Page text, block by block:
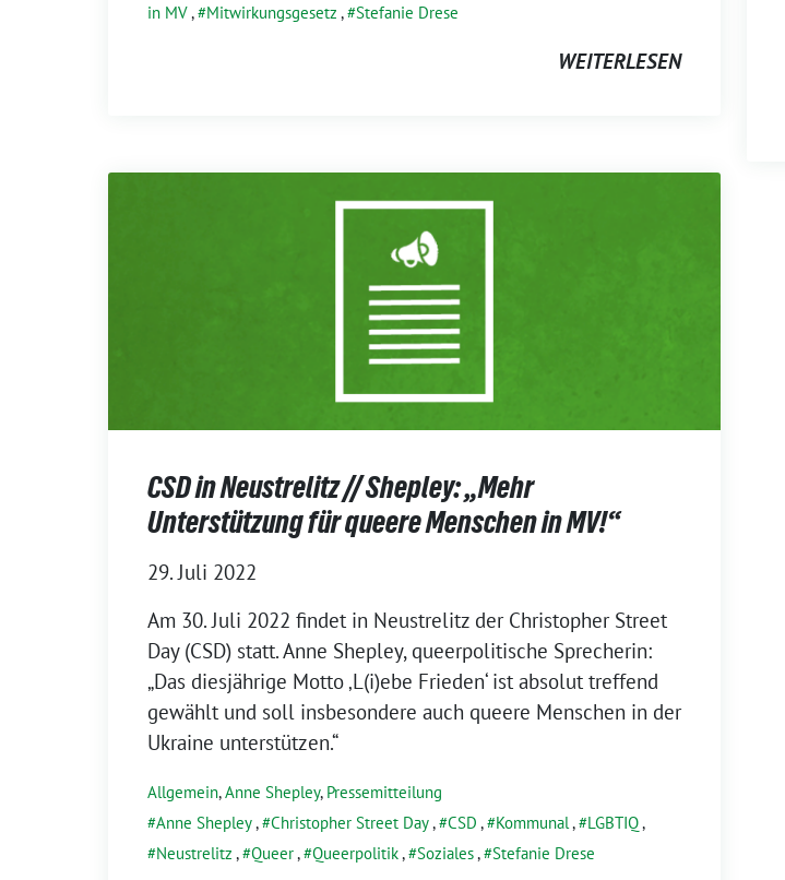
in MV, Mitwirkungsgesetz , Stefanie Drese
WEITERLESEN
CSD in Neustrelitz // Shepley: „Mehr
Unterstützung für queere Menschen in MV!“
29. Juli 2022
Am 30. Juli 2022 findet in Neustrelitz der Christopher Street
Day (CSD) statt. Anne Shepley, queerpolitische Sprecherin:
„Das diesjährige Motto ‚L(i)ebe Frieden‘ ist absolut treffend
gewählt und soll insbesondere auch queere Menschen in der
Ukraine unterstützen.“
Allgemein,Anne Shepley, Pressemitteilung
Anne Shepley, Christopher Street Day, CSD , Kommunal , LGBTIQ,
Neustrelitz , Queer, Queerpolitik, Soziales, Stefanie Drese